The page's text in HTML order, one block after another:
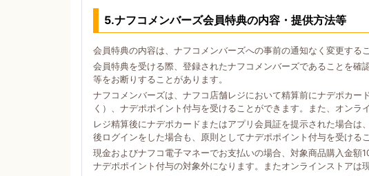
5.ナフコメンバーズ会員特典の内容・提供方法等
会員特典の内容は、ナフコメンバーズへの事前の通知なく変更する
会員特典を受ける際、登録されたナフコメンバーズであることを
等をお断りすることがあります。
ナフコメンバーズは、ナフコ店舗レジにおいて精算前にナデポカ
く）、ナデポポイント付与を受けることができます。また、オンラ
レジ精算後にナデポカードまたはアプリ会員証を提示された場合
後ログインをした場合も、原則としてナデポポイント付与を受ける
現金およびナフコ電子マネーでお支払いの場合、対象商品購入金額
ナデポポイント付与の対象外になります。またオンラインストアは